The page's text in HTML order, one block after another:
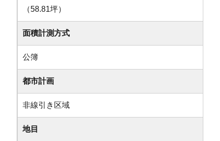
（58.81坪）
面積計測方式
公簿
都市計画
非線引き区域
地目